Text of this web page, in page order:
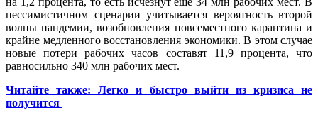
пессимистичном сценарии учитывается вероятность второй
волны пандемии, возобновления повсеместного карантина и
крайне медленного восстановления экономики. В этом случае
новые потери рабочих часов составят 11,9 процента, что
равносильно 340 млн рабочих мест.
Читайте также: Легко и быстро выйти из кризиса не
получится